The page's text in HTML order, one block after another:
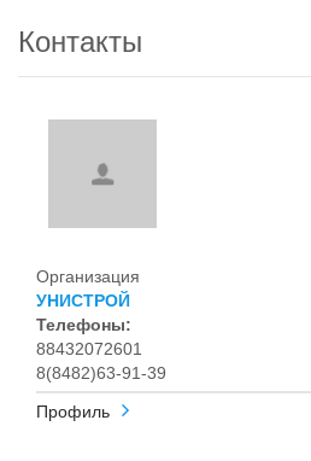
Контакты
Организация
УНИСТРОЙ
Телефоны:
88432072601
8(8482)63-91-39
Профиль